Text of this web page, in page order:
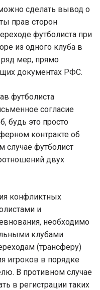
сделать вывод о
прав сторон
футболиста при
из одного клуба в
мер, прямо
документах РФС.
футболиста
согласие
будь это просто
контракте об
случае футболист
двух
конфликтных
и
необходимо
клубами
(трансферу)
игроков в порядке
В противном случае
в регистрации таких